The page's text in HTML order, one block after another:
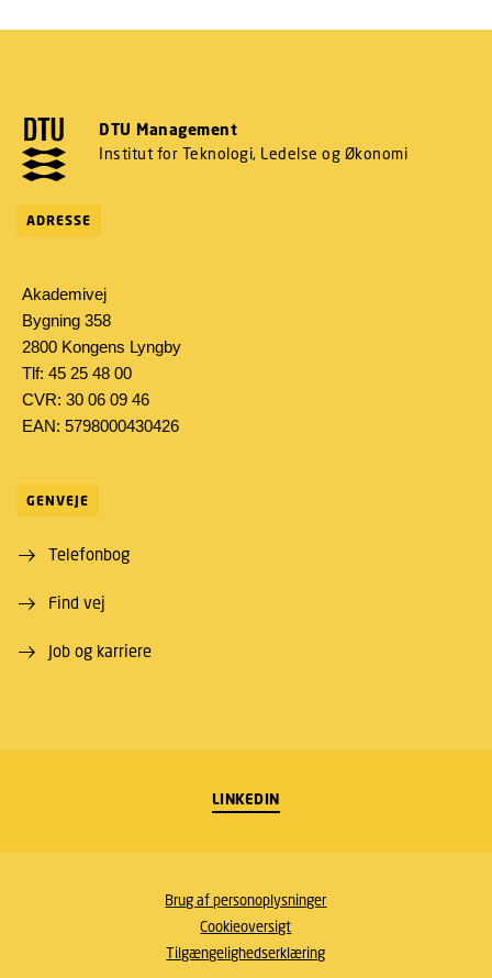
DTU Management
Institut for Teknologi, Ledelse og Økonomi
ADRESSE
Akademivej
Bygning 358
2800 Kongens Lyngby
Tlf: 45 25 48 00
CVR: 30 06 09 46
EAN: 5798000430426
GENVEJE
Telefonbog
Find vej
Job og karriere
LINKEDIN
Brug af personoplysninger
Cookieoversigt
Tilgængelighedserklæring